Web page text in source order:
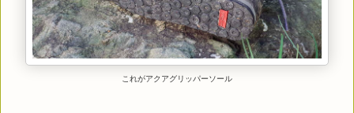
これがアクアグリッパーソール